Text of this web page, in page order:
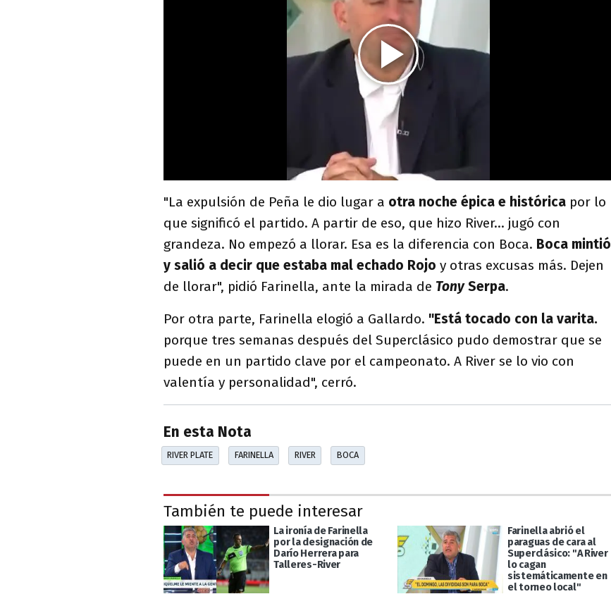
"La expulsión de Peña le dio lugar a otra noche épica e histórica por lo
que significó el partido. A partir de eso, que hizo River... jugó con
grandeza. No empezó a llorar. Esa es la diferencia con Boca. Boca mintió
y salió a decir que estaba mal echado Rojo y otras excusas más. Dejen
de llorar", pidió Farinella, ante la mirada de TonySerpa.
Por otra parte, Farinella elogió a Gallardo. "Está tocado con la varita.
porque tres semanas después del Superclásico pudo demostrar que se
puede en un partido clave por el campeonato. A River se lo vio con
valentía y personalidad", cerró.
En esta Nota
RIVER PLATE FARINELLA RIVER BOCA
También te puede interesar
La ironía de Farinella
por la designación de
Darío Herrera para
Talleres-River
Farinella abrió el
paraguas de cara al
Superclásico: "A River
lo cagan
sistemáticamente en
el torneo local"